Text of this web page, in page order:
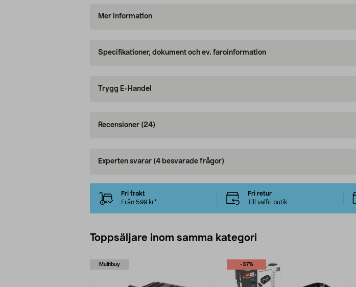
Mer information
Specifikationer, dokument och ev. faroinformation
Trygg E-Handel
Recensioner (24)
Experten svarar (4 besvarade frågor)
Fri frakt
Från 599 kr*
Fri retur
Till valfri butik
Toppsäljare inom samma kategori
Multibuy -37%